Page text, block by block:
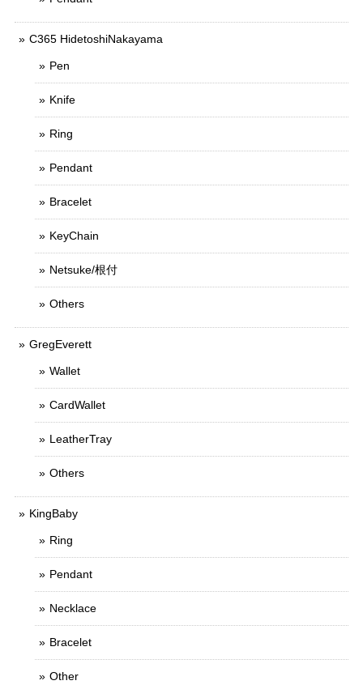
C365 HidetoshiNakayama
Pen
Knife
Ring
Pendant
Bracelet
KeyChain
Netsuke/根付
Others
GregEverett
Wallet
CardWallet
LeatherTray
Others
KingBaby
Ring
Pendant
Necklace
Bracelet
Other